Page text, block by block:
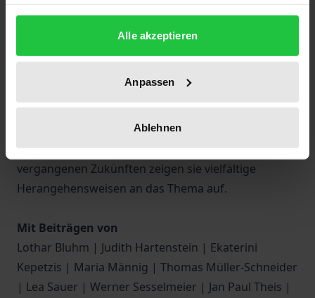
gesammelt haben.
Alle akzeptieren
Anpassen
Ablehnen
auseinandersetzen. Im Mittelpunkt des sechsten
Bandes stehen die Konzeptualisierungen einer "Welt
Zukunft? Können wir etwas tun oder sind wir einem
weltgeschichtlichen Schicksal ausgeliefert? Die
Beiträge tauchen ein in den wissenschaftlichen
Zukunftsdiskurs. Zwischen Utopien, Dystopien und
vergangenen Zukünften zeigen sie vielfältige
Herangehensweisen an das Thema auf.
Mit Beiträgen von
Lothar Bluhm | Judith Hartenstein | Ekaterini
Kepetzis | Maria Männig | Thomas Müller-Schneider
| Lea Sauer | Werner Sesselmeier | Jan Paul Theis |